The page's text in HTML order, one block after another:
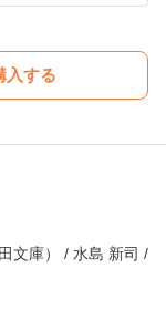
入する
文庫） / 水島 新司 /